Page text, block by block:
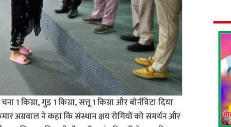
1 किग्रा, गुड़ 1 किग्रा, सत्तू 1 किग्रा और बोर्नविटा दिया
अग्रवाल ने कहा कि संस्थान क्षय रोगियों को समर्थन और